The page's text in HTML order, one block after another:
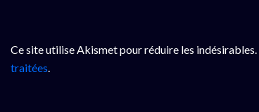
Ce site utilise Akismet pour réduire les indésirables.
traitées.